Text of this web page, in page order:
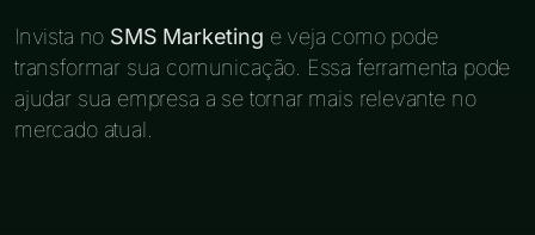
Invista no SMS Marketing e veja como pode
transformar sua comunicação. Essa ferramenta pode
ajudar sua empresa a se tornar mais relevante no
mercado atual.